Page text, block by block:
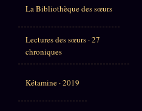
La Bibliothèque des sœurs
Lectures des sœurs · 27
chroniques
Kétamine · 2019